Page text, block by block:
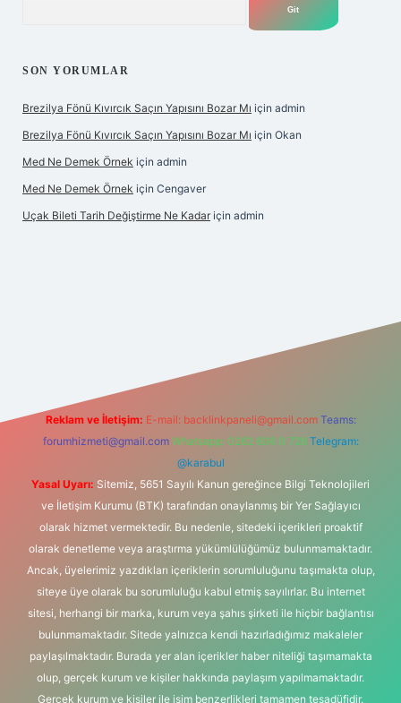
SON YORUMLAR
Brezilya Fönü Kıvırcık Saçın Yapısını Bozar Mı için admin
Brezilya Fönü Kıvırcık Saçın Yapısını Bozar Mı için Okan
Med Ne Demek Örnek için admin
Med Ne Demek Örnek için Cengaver
Uçak Bileti Tarih Değiştirme Ne Kadar için admin
Reklam ve İletişim: E-mail: backlinkpaneli@gmail.com Teams:
forumhizmeti@gmail.com Whatsapp: 0262 606 0 726 Telegram:
@karabul
Yasal Uyarı: Sitemiz, 5651 Sayılı Kanun gereğince Bilgi Teknolojileri
ve İletişim Kurumu (BTK) tarafından onaylanmış bir Yer Sağlayıcı
olarak hizmet vermektedir. Bu nedenle, sitedeki içerikleri proaktif
olarak denetleme veya araştırma yükümlülüğümüz bulunmamaktadır.
Ancak, üyelerimiz yazdıkları içeriklerin sorumluluğunu taşımakta olup,
siteye üye olarak bu sorumluluğu kabul etmiş sayılırlar. Bu internet
sitesi, herhangi bir marka, kurum veya şahıs şirketi ile hiçbir bağlantısı
bulunmamaktadır. Sitede yalnızca kendi hazırladığımız makaleler
paylaşılmaktadır. Burada yer alan içerikler haber niteliği taşımamakta
olup, gerçek kurum ve kişiler hakkında paylaşım yapılmamaktadır.
Gerçek kurum ve kişiler ile isim benzerlikleri tamamen tesadüfidir.